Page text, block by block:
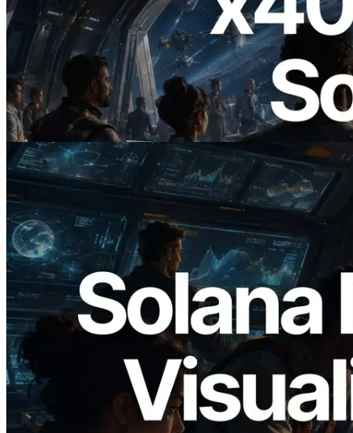
2026.07.04
ERPC 發布支援 x402 支付的 Solana RPC
— AI Agent 按需為 API 付款的時代開啟
閱讀此文章
2026.05.24
Validators Solutions 釋出 Solana Block
Analyzer — 以 slot 為單位視覺化區塊生
成時間與負責驗證者